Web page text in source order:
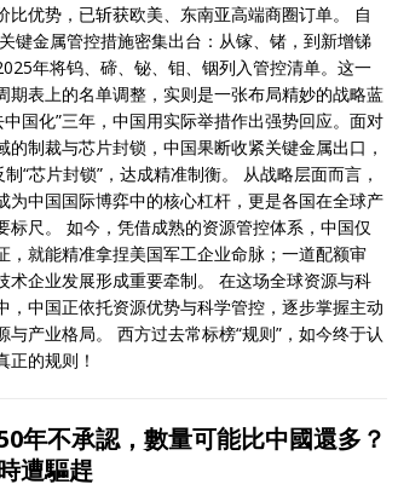
比优势，已斩获欧美、东南亚高端商圈订单。 自
键金属管控措施密集出台：从镓、锗，到新增锑
年将钨、碲、铋、钼、铟列入管控清单。这一
期表上的名单调整，实则是一张布局精妙的战略蓝
中国化”三年，中国用实际举措作出强势回应。面对
的制裁与芯片封锁，中国果断收紧关键金属出口，
制“芯片封锁”，达成精准制衡。 从战略层面而言，
为中国国际博弈中的核心杠杆，更是各国在全球产
标尺。 如今，凭借成熟的资源管控体系，中国仅
，就能精准拿捏美国军工企业命脉；一道配额审
术企业发展形成重要牵制。 在这场全球资源与科
，中国正依托资源优势与科学管控，逐步掌握主动
与产业格局。 西方过去常标榜“规则”，如今终于认
正的规则！
年不承認，數量可能比中國還多？
遭驅趕